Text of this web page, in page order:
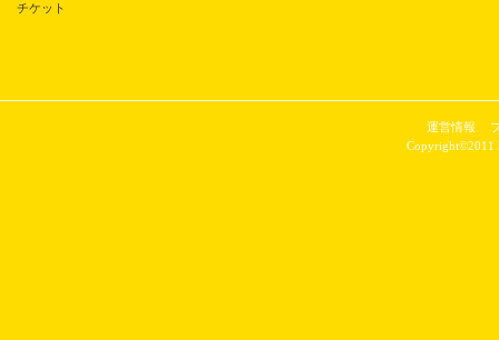
チケット
運営情報
Copyright©2011